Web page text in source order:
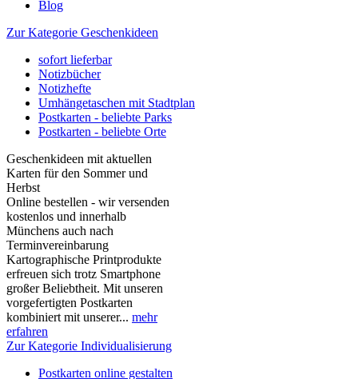
Blog
Zur Kategorie Geschenkideen
sofort lieferbar
Notizbücher
Notizhefte
Umhängetaschen mit Stadtplan
Postkarten - beliebte Parks
Postkarten - beliebte Orte
Geschenkideen mit aktuellen
Karten für den Sommer und
Herbst
Online bestellen - wir versenden
kostenlos und innerhalb
Münchens auch nach
Terminvereinbarung
Kartographische Printprodukte
erfreuen sich trotz Smartphone
großer Beliebtheit. Mit unseren
vorgefertigten Postkarten
kombiniert mit unserer... mehr
erfahren
Zur Kategorie Individualisierung
Postkarten online gestalten